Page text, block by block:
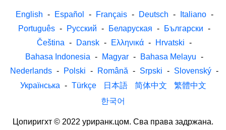
English - Español - Français - Deutsch - Italiano -
Português - Русский - Беларуская - Български -
Čeština - Dansk - Ελληνικά - Hrvatski -
Bahasa Indonesia - Magyar - Bahasa Melayu -
Nederlands - Polski - Română - Srpski - Slovenský -
Українська - Türkçe 日本語 简体中文
繁體中文
한국어
Цопиригхт © 2022 уриранк.цом. Сва права задржана.